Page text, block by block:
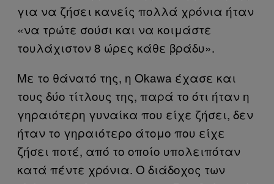
για να ζήσει κανείς πολλά χρόνια ήταν
«να τρώτε σούσι και να κοιμάστε
τουλάχιστον 8 ώρες κάθε βράδυ».
Με το θάνατό της, η Okawa έχασε και
τους δύο τίτλους της, παρά το ότι ήταν η
γηραιότερη γυναίκα που είχε ζήσει, δεν
ήταν το γηραιότερο άτομο που είχε
ζήσει ποτέ, από το οποίο υπολειπόταν
κατά πέντε χρόνια. Ο διάδοχος των